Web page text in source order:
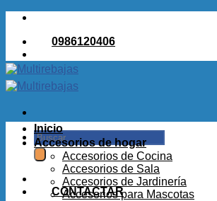
Saltar
contenido0986120406
Buscar
por:
CONTACTAR
Inicio
Accesorios de hogar
Accesorios de Cocina
Accesorios de Sala
Accesorios de Jardinería
Accesorios para Mascotas